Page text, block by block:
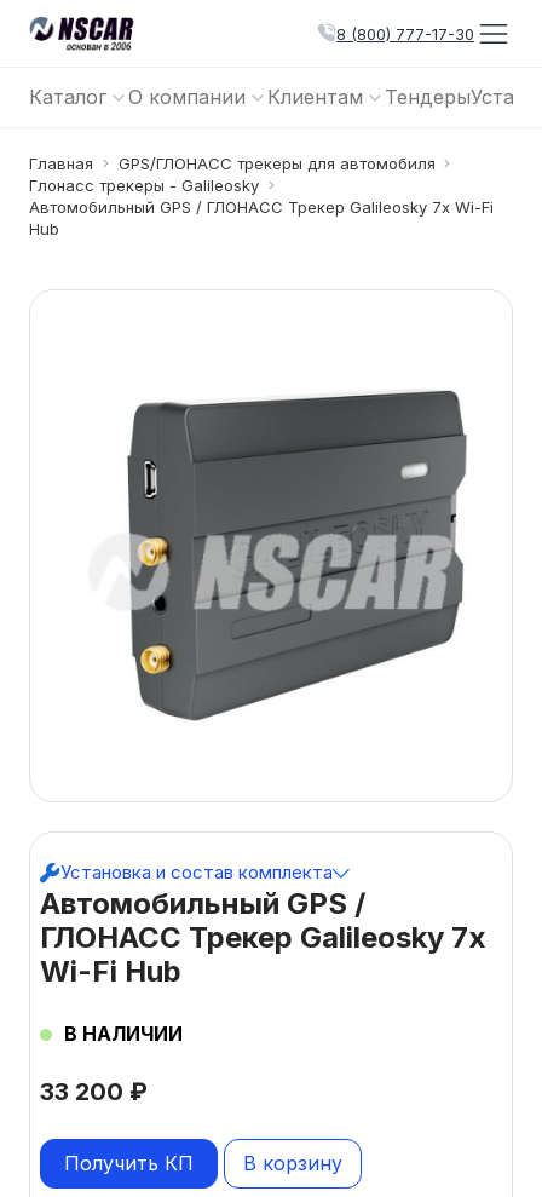
8 (800) 777-17-30
Каталог О компании Клиентам Тендеры
Главная
GPS/ГЛОНАСС трекеры для автомобиля
Глонасс трекеры - Galileosky
Автомобильный GPS / ГЛОНАСС Трекер Galileosky 7x Wi-Fi
Hub
Автомобильный GPS /
ГЛОНАСС Трекер Galileosky 7x
Wi-Fi Hub
33 200 ₽
В НАЛИЧИИ
Установка и состав комплекта
В корзину
Получить КП